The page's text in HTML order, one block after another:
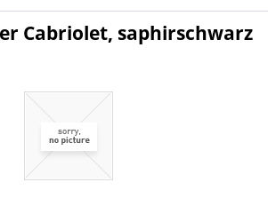
Cabriolet, saphirschwarz